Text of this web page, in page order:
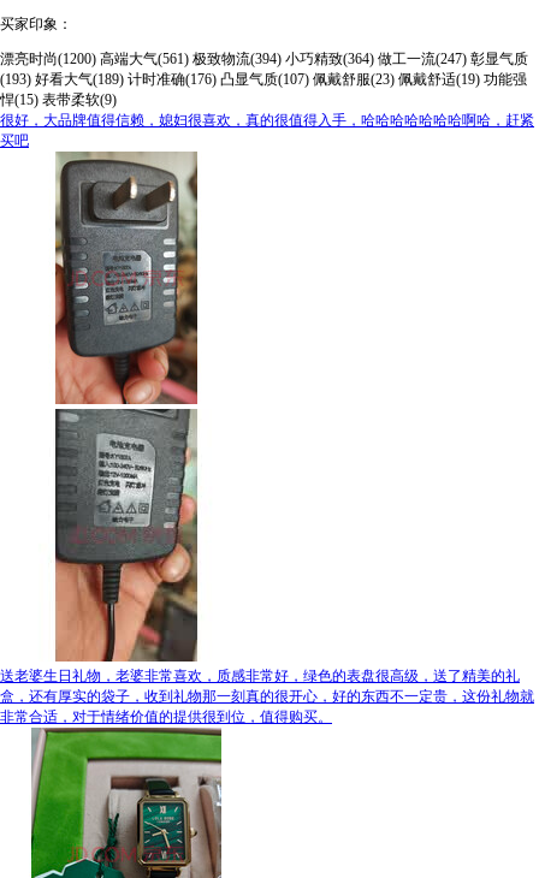
买家印象：
漂亮时尚(1200) 高端大气(561) 极致物流(394) 小巧精致(364) 做工一流(247) 彰显气质
(193) 好看大气(189) 计时准确(176) 凸显气质(107) 佩戴舒服(23) 佩戴舒适(19) 功能强
悍(15) 表带柔软(9)
很好，大品牌值得信赖，媳妇很喜欢，真的很值得入手，哈哈哈哈哈哈哈啊哈，赶紧
买吧
送老婆生日礼物，老婆非常喜欢，质感非常好，绿色的表盘很高级，送了精美的礼
盒，还有厚实的袋子，收到礼物那一刻真的很开心，好的东西不一定贵，这份礼物就
非常合适，对于情绪价值的提供很到位，值得购买。